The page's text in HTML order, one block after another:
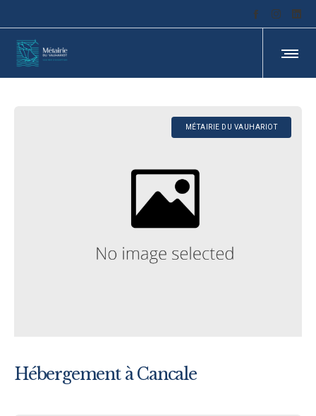
MÉTAIRIE DU VAUHARIOT
Hébergement à Cancale